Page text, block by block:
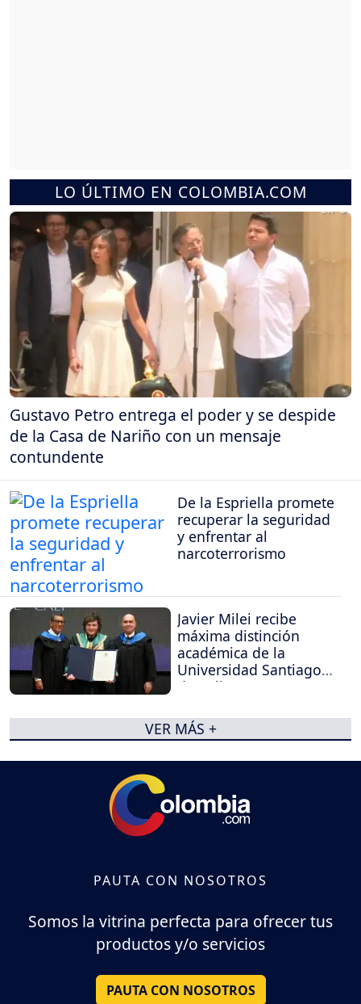
LO ÚLTIMO EN COLOMBIA.COM
Gustavo Petro entrega el poder y se despide
de la Casa de Nariño con un mensaje
contundente
De la Espriella promete
recuperar la seguridad
y enfrentar al
narcoterrorismo
Javier Milei recibe
máxima distinción
académica de la
Universidad Santiago
de Cali
VER MÁS +
PAUTA CON NOSOTROS
Somos la vitrina perfecta para ofrecer tus
productos y/o servicios
PAUTA CON NOSOTROS